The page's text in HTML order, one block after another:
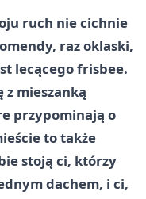
ruch nie cichnie
raz oklaski,
lecącego frisbee.
z mieszanką
przypominają o
to także
stoją ci, którzy
dachem, i ci,